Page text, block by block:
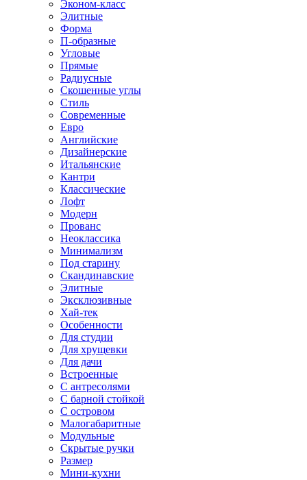
Эконом-класс
Элитные
Форма
П-образные
Угловые
Прямые
Радиусные
Скошенные углы
Стиль
Современные
Евро
Английские
Дизайнерские
Итальянские
Кантри
Классические
Лофт
Модерн
Прованс
Неоклассика
Минимализм
Под старину
Скандинавские
Элитные
Эксклюзивные
Хай-тек
Особенности
Для студии
Для хрущевки
Для дачи
Встроенные
С антресолями
С барной стойкой
С островом
Малогабаритные
Модульные
Скрытые ручки
Размер
Мини-кухни